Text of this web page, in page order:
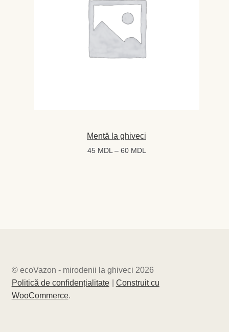
Mentă la ghiveci
45 MDL – 60 MDL
© ecoVazon - mirodenii la ghiveci 2026
Politică de confidențialitate
Construit cu
WooCommerce.